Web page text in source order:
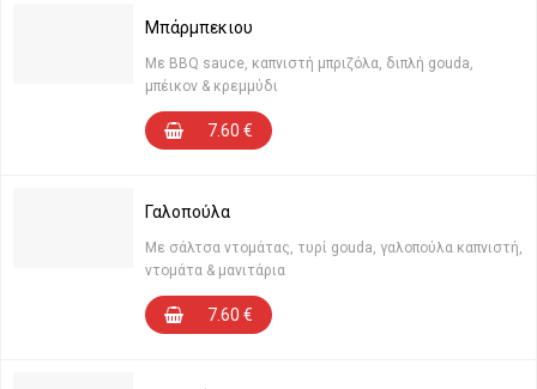
Μπάρμπεκιου
Με BBQ sauce, καπνιστή μπριζόλα, διπλή gouda,
μπέικον & κρεμμύδι
7.60 €
Γαλοπούλα
Με σάλτσα ντομάτας, τυρί gouda, γαλοπούλα καπνιστή,
ντομάτα & μανιτάρια
7.60 €